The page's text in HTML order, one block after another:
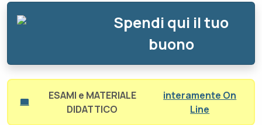
Spendi qui il tuo
buono
ESAMI e MATERIALE
DIDATTICO
interamente On
Line